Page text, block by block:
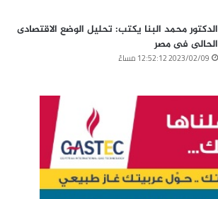
الدكتور محمد البنا يكتب: تحليل الوضع الاقتصادى
الحالى فى مصر
2023/02/09 12:52:12 مساءً